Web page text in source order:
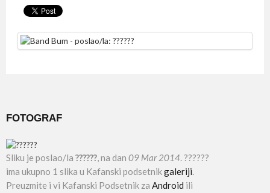
FOTOGRAF
Sliku je poslao/la ??????, na dan 09 Mar 2014. ??????
ima ukupno 1 slika u Kafanski podsetnikgaleriji.
Preuzmite i vi Kafanski Podsetnik za Android ili